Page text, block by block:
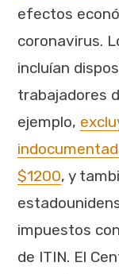
efectos
coronavirus.
incluían
trabajadores
ejemplo,
$1200, y
impuestos
de ITIN. El